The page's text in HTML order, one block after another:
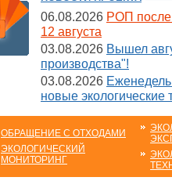
06.08.2026 РОП после
12 августа
03.08.2026 Вышел
производства"!
03.08.2026
новые экологические
ОБРАЩЕНИЕ С ОТХОДАМИ
ЭКОЛОГИЧЕСКИЙ
МОНИТОРИНГ